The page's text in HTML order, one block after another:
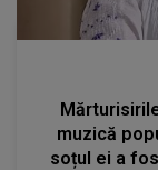
muzică
soțul ei a